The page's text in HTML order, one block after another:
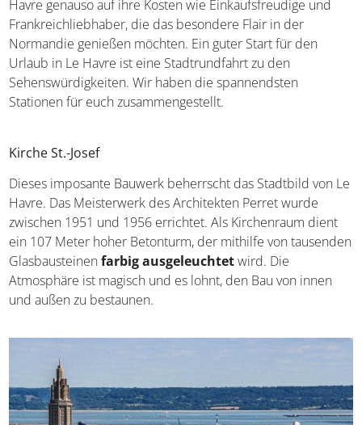
Havre genauso auf ihre Kosten wie Einkaufsfreudige und
Frankreichliebhaber, die das besondere Flair in der
Normandie genießen möchten. Ein guter Start für den
Urlaub in Le Havre ist eine Stadtrundfahrt zu den
Sehenswürdigkeiten. Wir haben die spannendsten
Stationen für euch zusammengestellt.
Kirche St.-Josef
Dieses imposante Bauwerk beherrscht das Stadtbild von Le
Havre. Das Meisterwerk des Architekten Perret wurde
zwischen 1951 und 1956 errichtet. Als Kirchenraum dient
ein 107 Meter hoher Betonturm, der mithilfe von tausenden
Glasbausteinenfarbig ausgeleuchtetwird. Die
Atmosphäre ist magisch und es lohnt, den Bau von innen
und außen zu bestaunen.